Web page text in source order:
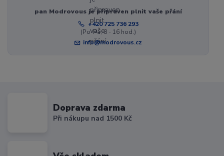
pan Modrovous je připraven plnit vaše přání
+420 725 736 293
(Po-Pá, 8 - 16 hod.)
info@modrovous.cz
Doprava zdarma
Při nákupu nad 1500 Kč